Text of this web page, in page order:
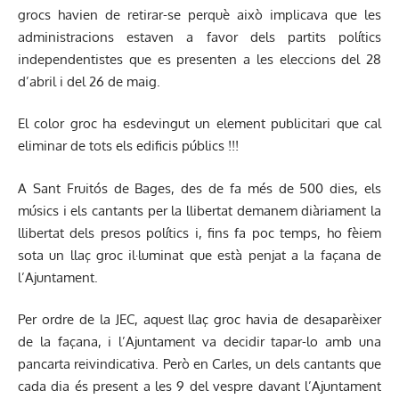
grocs havien de retirar-se perquè això implicava que les
administracions estaven a favor dels partits polítics
independentistes que es presenten a les eleccions del 28
d’abril i del 26 de maig.
El color groc ha esdevingut un element publicitari que cal
eliminar de tots els edificis públics !!!
A Sant Fruitós de Bages, des de fa més de 500 dies, els
músics i els cantants per la llibertat demanem diàriament la
llibertat dels presos polítics i, fins fa poc temps, ho fèiem
sota un llaç groc il·luminat que està penjat a la façana de
l’Ajuntament.
Per ordre de la JEC, aquest llaç groc havia de desaparèixer
de la façana, i l’Ajuntament va decidir tapar-lo amb una
pancarta reivindicativa. Però en Carles, un dels cantants que
cada dia és present a les 9 del vespre davant l’Ajuntament